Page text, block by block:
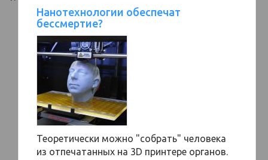
Нанотехнологии обеспечат
бессмертие?
Теоретически можно "собрать" человека
из отпечатанных на 3D принтере органов.